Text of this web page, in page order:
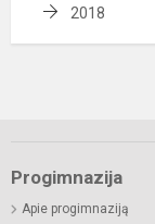
2018
Progimnazija
Apie progimnaziją